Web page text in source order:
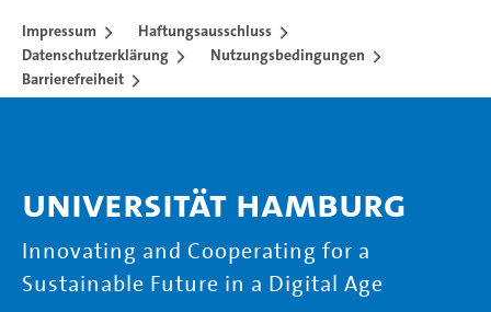
Impressum
Haftungsausschluss
Datenschutzerklärung
Nutzungsbedingungen
Barrierefreiheit
Universität Hamburg
Innovating and Cooperating for a
Sustainable Future in a Digital Age